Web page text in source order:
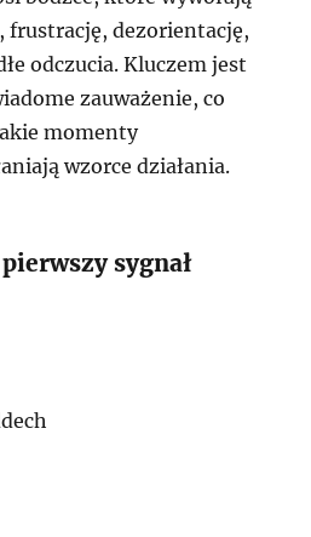
frustrację, dezorientację,
odczucia. Kluczem jest
zauważenie, co
momenty
wzorce działania.
sygnał